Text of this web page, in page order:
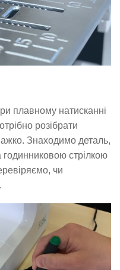
плавному натисканні
розібрати
Знаходимо деталь,
годинниковою стрілкою
чи